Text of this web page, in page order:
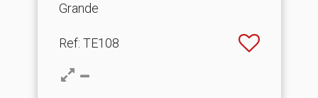
Grande
Ref: TE108